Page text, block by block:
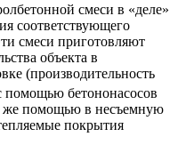
смеси в «деле»
соответствующего
смеси приготовляют
объекта в
(производительность
помощью бетононасосов
же помощью в несъемную
покрытия